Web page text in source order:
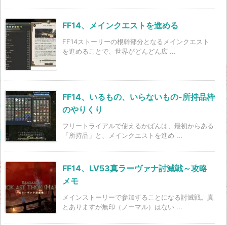
FF14、メインクエストを進める
FF14ストーリーの根幹部分となるメインクエスト
を進めることで、世界がどんどん広 ...
FF14、いるもの、いらないもの-所持品枠
のやりくり
フリートライアルで使えるかばんは、最初からある
「所持品」と、メインクエストを進め ...
FF14、LV53真ラーヴァナ討滅戦～攻略
メモ
メインストーリーで参加することになる討滅戦。真
とありますが無印（ノーマル）はない ...